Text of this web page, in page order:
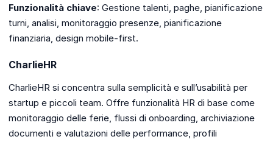
Funzionalità chiave: Gestione talenti, paghe, pianificazione
turni, analisi, monitoraggio presenze, pianificazione
finanziaria, design mobile-first.
CharlieHR
CharlieHR si concentra sulla semplicità e sull’usabilità per
startup e piccoli team. Offre funzionalità HR di base come
monitoraggio delle ferie, flussi di onboarding, archiviazione
documenti e valutazioni delle performance, profili